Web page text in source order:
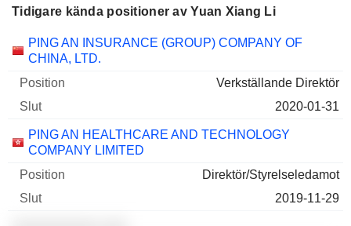
Tidigare kända positioner av Yuan Xiang Li
Företag Position Slut
PING AN INSURANCE (GROUP) COMPANY OF
CHINA, LTD.
Verkställande Direktör
2020-01-31
PING AN HEALTHCARE AND TECHNOLOGY
COMPANY LIMITED
Direktör/Styrelseledamot
2019-11-29